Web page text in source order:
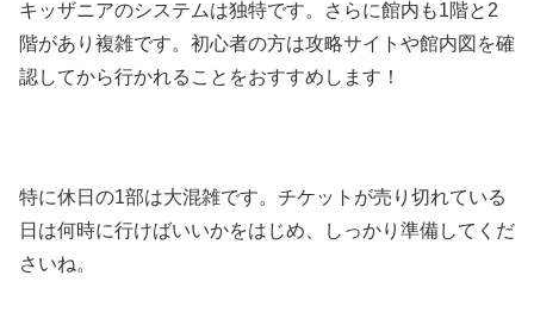
キッザニアのシステムは独特です。さらに館内も1階と2
階があり複雑です。初心者の方は攻略サイトや館内図を確
認してから行かれることをおすすめします！
特に休日の1部は大混雑です。チケットが売り切れている
日は何時に行けばいいかをはじめ、しっかり準備してくだ
さいね。